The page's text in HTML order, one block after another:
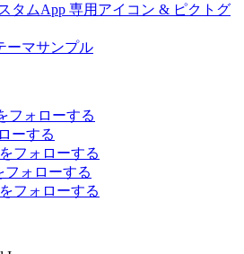
タムApp 専用アイコン & ピクトグ
ーマサンプル
フォローする
ーする
フォローする
フォローする
フォローする